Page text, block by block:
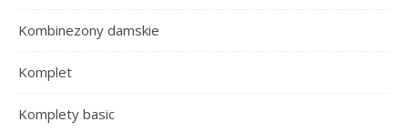
Kombinezony damskie
Komplet
Komplety basic